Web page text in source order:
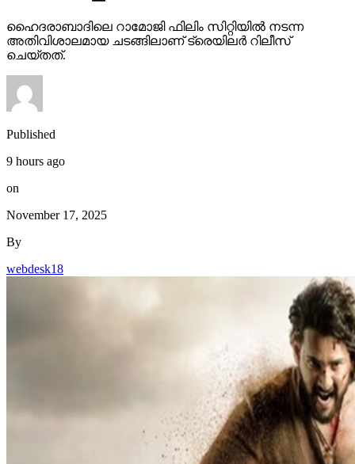
ഹൈദരാബാദിലെ റാമോജി ഫിലിം സിറ്റിയില്‍ നടന്ന
അതിവിശാലമായ ചടങ്ങിലാണ് ട്രെയിലര്‍ റിലീസ്
ചെയ്തത്.
Published
9 hours ago
on
November 17, 2025
By
webdesk18